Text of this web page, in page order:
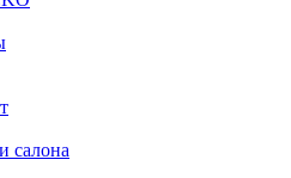
салона